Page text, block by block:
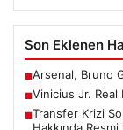
Son Eklenen
■Arsenal, Bruno
■Vinicius Jr. Real
■Transfer Krizi